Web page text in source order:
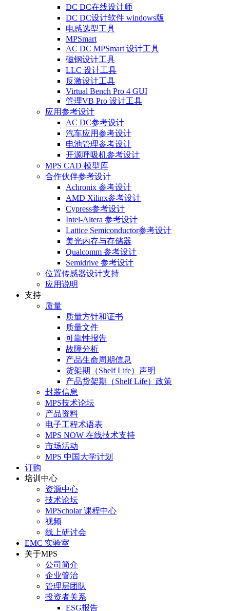
DC DC在线设计师
DC DC设计软件 windows版
电感选型工具
MPSmart
AC DC MPSmart 设计工具
磁钢设计工具
LLC 设计工具
反激设计工具
Virtual Bench Pro 4 GUI
管理VB Pro 设计工具
应用参考设计
AC DC参考设计
汽车应用参考设计
电池管理参考设计
开源呼吸机参考设计
MPS CAD 模型库
合作伙伴参考设计
Achronix 参考设计
AMD Xilinx参考设计
Cypress参考设计
Intel-Altera 参考设计
Lattice Semiconductor参考设计
美光内存与存储器
Qualcomm 参考设计
Semidrive 参考设计
位置传感器设计支持
应用说明
支持
质量
质量方针和证书
质量文件
可靠性报告
故障分析
产品生命周期信息
货架期（Shelf Life）声明
产品货架期（Shelf Life）政策
封装信息
MPS技术论坛
产品资料
电子工程术语表
MPS NOW 在线技术支持
市场活动
MPS 中国大学计划
订购
培训中心
资源中心
技术论坛
MPScholar 课程中心
视频
线上研讨会
EMC 实验室
关于MPS
公司简介
企业管治
管理层团队
投资者关系
ESG报告